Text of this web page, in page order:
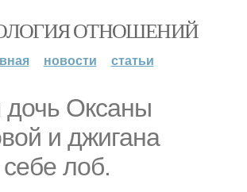
ОТНОШЕНИЙ
новости статьи
Оксаны
и джигана
лоб.